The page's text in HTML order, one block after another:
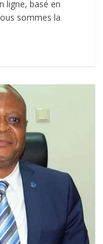
ligne, basé en
sommes la